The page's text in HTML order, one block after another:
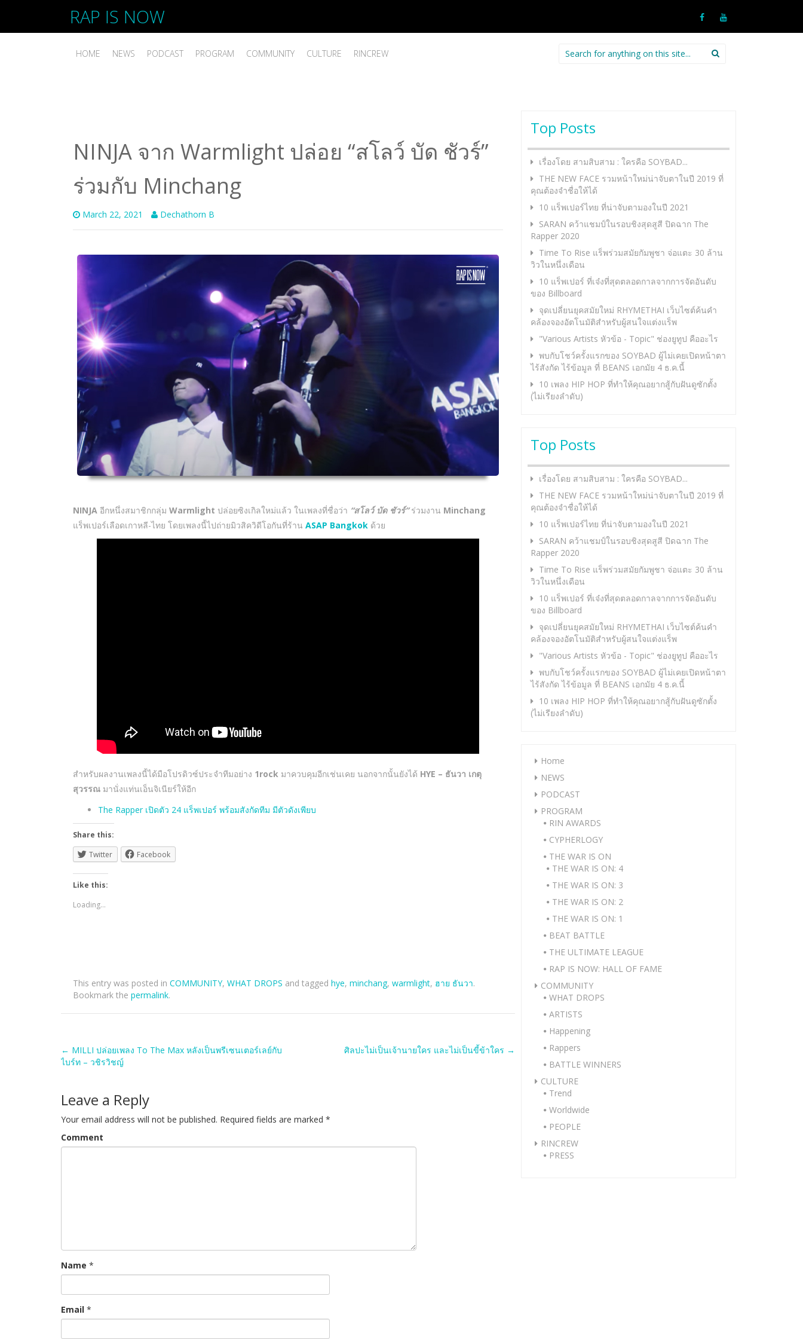
RAP IS NOW
HOME NEWS PODCAST PROGRAM COMMUNITY CULTURE RINCREW
Search
for:
NINJA จาก Warmlight ปล่อย “สโลว์ บัด ชัวร์”
ร่วมกับ Minchang
March 22, 2021 Dechathorn B
NINJA อีกหนึ่งสมาชิกกลุ่ม Warmlight ปล่อยซิงเกิลใหม่แล้ว ในเพลงที่ชื่อว่า “สโลว์ บัด ชัวร์”ร่วมงาน Minchang
แร็พเปอร์เลือดเกาหลี-ไทย โดยเพลงนี้ไปถ่ายมิวสิควิดีโอกันที่ร้าน ASAP Bangkok ด้วย
สำหรับผลงานเพลงนี้ได้มือโปรดิวซ์ประจำทีมอย่าง 1rock มาควบคุมอีกเช่นเคย นอกจากนั้นยังได้ HYE – ธันวา เกตุ
สุวรรณ มานั่งแท่นเอ็นจิเนียร์ให้อีก
The Rapper เปิดตัว 24 แร็พเปอร์ พร้อมสังกัดทีม มีตัวดังเพียบ
Share this:
Twitter
Facebook
Like this:
Loading...
This entry was posted in COMMUNITY, WHAT DROPS and tagged hye, minchang, warmlight, ฮาย ธันวา.
Bookmark the permalink.
Post
← MILLI ปล่อยเพลง To The Max หลังเป็นพรีเซนเตอร์เลย์กับ
ไบร์ท – วชิรวิชญ์
ศิลปะไม่เป็นเจ้านายใคร และไม่เป็นขี้ข้าใคร →
Leave a Reply
Your email address will not be published. Required fields are marked *
Comment
Name *
Email *
Top Posts
เรื่องโดย สามสิบสาม : ใครคือ SOYBAD...
THE NEW FACE รวมหน้าใหม่น่าจับตาในปี 2019 ที่
คุณต้องจำชื่อให้ได้
10 แร็พเปอร์ไทย ที่น่าจับตามองในปี 2021
SARAN คว้าแชมป์ในรอบชิงสุดสูสี ปิดฉาก The
Rapper 2020
Time To Rise แร็พร่วมสมัยกัมพูชา จ่อแตะ 30 ล้าน
วิวในหนึ่งเดือน
10 แร็พเปอร์ ที่เจ๋งที่สุดตลอดกาลจากการจัดอันดับ
ของ Billboard
จุดเปลี่ยนยุคสมัยใหม่ RHYMETHAI เว็บไซต์ค้นคำ
คล้องจองอัตโนมัติสำหรับผู้สนใจแต่งแร็พ
"Various Artists หัวข้อ - Topic" ช่องยูทูป คืออะไร
พบกับโชว์ครั้งแรกของ SOYBAD ผู้ไม่เคยเปิดหน้าตา
ไร้สังกัด ไร้ข้อมูล ที่ BEANS เอกมัย 4 ธ.ค.นี้
10 เพลง HIP HOP ที่ทำให้คุณอยากสู้กับฝันดูซักตั้ง
(ไม่เรียงลำดับ)
Top Posts
เรื่องโดย สามสิบสาม : ใครคือ SOYBAD...
THE NEW FACE รวมหน้าใหม่น่าจับตาในปี 2019 ที่
คุณต้องจำชื่อให้ได้
10 แร็พเปอร์ไทย ที่น่าจับตามองในปี 2021
SARAN คว้าแชมป์ในรอบชิงสุดสูสี ปิดฉาก The
Rapper 2020
Time To Rise แร็พร่วมสมัยกัมพูชา จ่อแตะ 30 ล้าน
วิวในหนึ่งเดือน
10 แร็พเปอร์ ที่เจ๋งที่สุดตลอดกาลจากการจัดอันดับ
ของ Billboard
จุดเปลี่ยนยุคสมัยใหม่ RHYMETHAI เว็บไซต์ค้นคำ
คล้องจองอัตโนมัติสำหรับผู้สนใจแต่งแร็พ
"Various Artists หัวข้อ - Topic" ช่องยูทูป คืออะไร
พบกับโชว์ครั้งแรกของ SOYBAD ผู้ไม่เคยเปิดหน้าตา
ไร้สังกัด ไร้ข้อมูล ที่ BEANS เอกมัย 4 ธ.ค.นี้
10 เพลง HIP HOP ที่ทำให้คุณอยากสู้กับฝันดูซักตั้ง
(ไม่เรียงลำดับ)
Home
NEWS
PODCAST
PROGRAM
RIN AWARDS
CYPHERLOGY
THE WAR IS ON
THE WAR IS ON: 4
THE WAR IS ON: 3
THE WAR IS ON: 2
THE WAR IS ON: 1
BEAT BATTLE
THE ULTIMATE LEAGUE
RAP IS NOW: HALL OF FAME
COMMUNITY
WHAT DROPS
ARTISTS
Happening
Rappers
BATTLE WINNERS
CULTURE
Trend
Worldwide
PEOPLE
RINCREW
PRESS